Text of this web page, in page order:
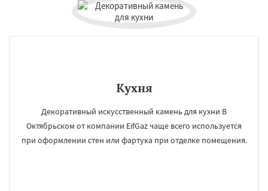
Правдинский Решетниково Родники
Свердловск
Софрино
Томилино
Удельная
Фосфоритный Фряново Хорлово
Кухня
Декоративный искусственный камень для кухни В
Октябрьском от компании EifGaz чаще всего используется
при оформлении стен или фартука при отделке помещения.